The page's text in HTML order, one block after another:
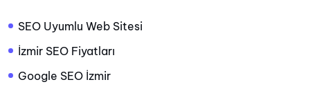
SEO Uyumlu Web Sitesi
İzmir SEO Fiyatları
Google SEO İzmir